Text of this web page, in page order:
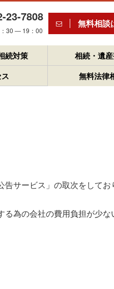
23-7808
30 ― 19：00
無料相談
続対策
相続・遺
無料法律
サービス」の取次をしてお
る為の会社の費用負担が少な